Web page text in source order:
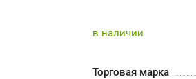
в наличии
Торговая марка